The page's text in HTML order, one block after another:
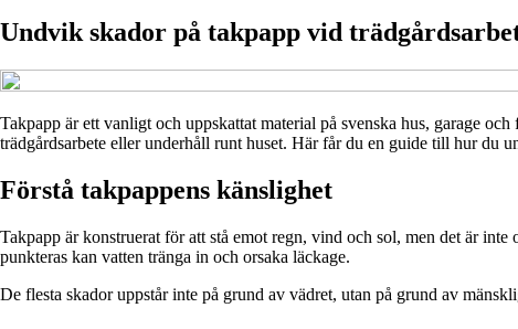
Undvik skador på takpapp vid
Takpapp är ett vanligt och uppskattat material på svenska hus, garage
trädgårdsarbete eller underhåll runt huset. Här får du en guide till hur du
Förstå takpappens känslighet
Takpapp är konstruerat för att stå emot regn, vind och sol, men det är
punkteras kan vatten tränga in och orsaka läckage.
De flesta skador uppstår inte på grund av vädret, utan på grund av